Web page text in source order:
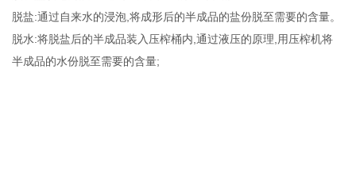
脱盐:通过自来水的浸泡,将成形后的半成品的盐份脱至需要的含量。
脱水:将脱盐后的半成品装入压榨桶内,通过液压的原理,用压榨机将
半成品的水份脱至需要的含量;